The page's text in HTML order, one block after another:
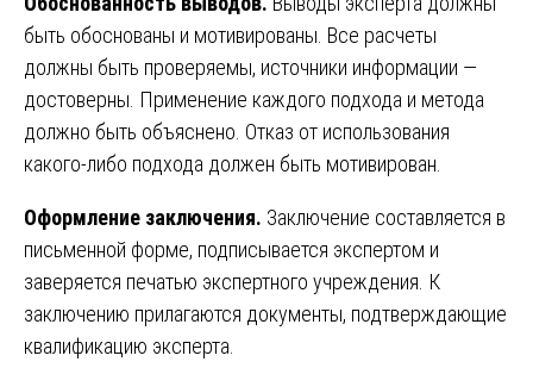
быть обоснованы и мотивированы. Все расчеты
должны быть проверяемы, источники информации —
достоверны. Применение каждого подхода и метода
должно быть объяснено. Отказ от использования
какого-либо подхода должен быть мотивирован.
Оформление заключения. Заключение составляется в
письменной форме, подписывается экспертом и
заверяется печатью экспертного учреждения. К
заключению прилагаются документы, подтверждающие
квалификацию эксперта.